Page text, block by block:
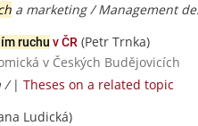
a marketing / Management
ruchu v ČR (Petr Trnka)
v Českých Budějovicích
/ | Theses on a related topic
Ludická)